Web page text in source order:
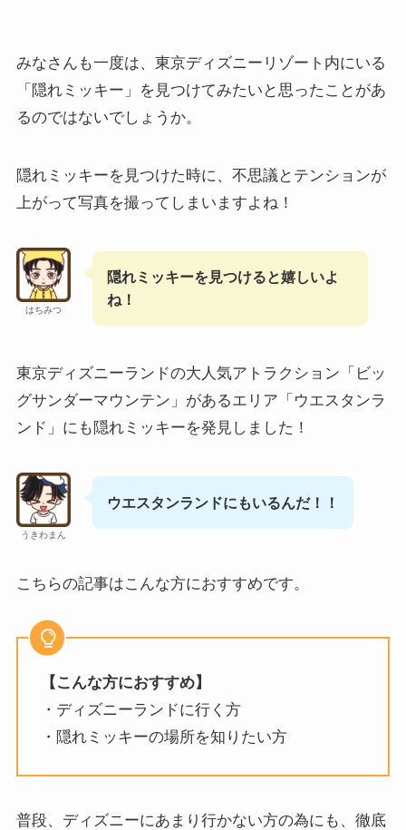
みなさんも一度は、東京ディズニーリゾート内にいる
「隠れミッキー」を見つけてみたいと思ったことがあ
るのではないでしょうか。
隠れミッキーを見つけた時に、不思議とテンションが
上がって写真を撮ってしまいますよね！
はちみつ
隠れミッキーを見つけると嬉しいよ
ね！
東京ディズニーランドの大人気アトラクション「ビッ
グサンダーマウンテン」があるエリア「ウエスタンラ
ンド」にも隠れミッキーを発見しました！
うきわまん
ウエスタンランドにもいるんだ！！
こちらの記事はこんな方におすすめです。
【こんな方におすすめ】
・ディズニーランドに行く方
・隠れミッキーの場所を知りたい方
普段、ディズニーにあまり行かない方の為にも、徹底